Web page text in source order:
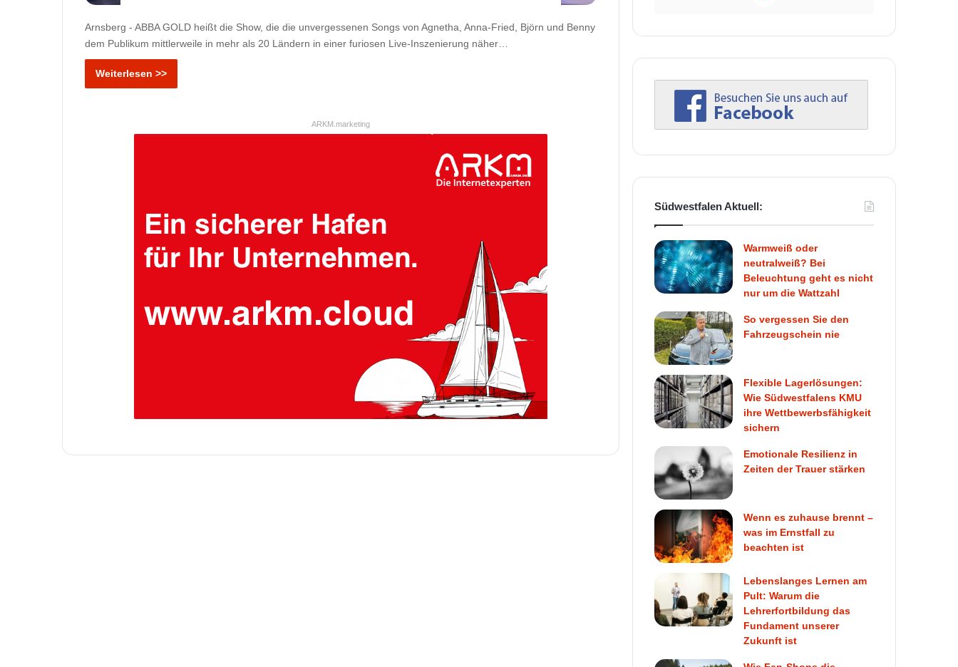
Arnsberg - ABBA GOLD heißt die Show, die die unvergessenen Songs von Agnetha, Anna-Fried, Björn und Benny
dem Publikum mittlerweile in mehr als 20 Ländern in einer furiosen Live-Inszenierung näher…
Weiterlesen >>
ARKM.marketing
Südwestfalen Aktuell:
Warmweiß oder
neutralweiß? Bei
Beleuchtung geht es nicht
nur um die Wattzahl
So vergessen Sie den
Fahrzeugschein nie
Flexible Lagerlösungen:
Wie Südwestfalens KMU
ihre Wettbewerbsfähigkeit
sichern
Emotionale Resilienz in
Zeiten der Trauer stärken
Wenn es zuhause brennt –
was im Ernstfall zu
beachten ist
Lebenslanges Lernen am
Pult: Warum die
Lehrerfortbildung das
Fundament unserer
Zukunft ist